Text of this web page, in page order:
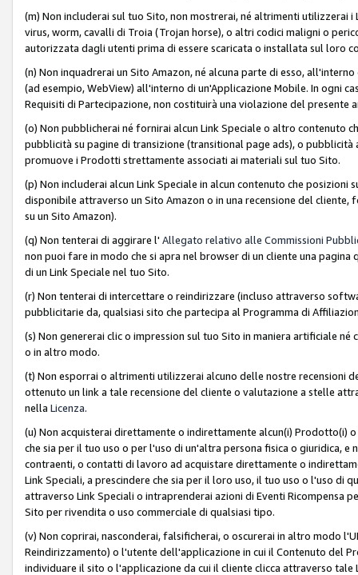
(m) Non includerai sul tuo Sito, non mostrerai, né altrimenti utilizzerai
virus, worm, cavalli di Troia (Trojan horse), o altri codici maligni o
autorizzata dagli utenti prima di essere scaricata o installata sul loro
(n) Non inquadrerai un Sito Amazon, né alcuna parte di esso,
(ad esempio, WebView) all'interno di un'Applicazione Mobile. In ogni
Requisiti di Partecipazione, non costituirà una violazione del presente
(o) Non pubblicherai né fornirai alcun Link Speciale o altro contenuto
pubblicità su pagine di transizione (transitional page ads), o
promuove i Prodotti strettamente associati ai materiali sul tuo Sito.
(p) Non includerai alcun Link Speciale in alcun contenuto che
disponibile attraverso un Sito Amazon o in una recensione del
su un Sito Amazon).
(q) Non tenterai di aggirare l' Allegato relativo alle Commissioni
non puoi fare in modo che si apra nel browser di un cliente una
di un Link Speciale nel tuo Sito.
(r) Non tenterai di intercettare o reindirizzare (incluso attraverso
pubblicitarie da, qualsiasi sito che partecipa al Programma di
(s) Non genererai clic o impression sul tuo Sito in maniera artificiale
o in altro modo.
(t) Non esporrai o altrimenti utilizzerai alcuno delle nostre recensioni
ottenuto un link a tale recensione del cliente o valutazione a stelle
nella Licenza.
(u) Non acquisterai direttamente o indirettamente alcun(i) Prodotto(i)
che sia per il tuo uso o per l'uso di un'altra persona fisica o giuridica,
contraenti, o contatti di lavoro ad acquistare direttamente o
Link Speciali, a prescindere che sia per il loro uso, il tuo uso o l'uso di
attraverso Link Speciali o intraprenderai azioni di Eventi
Sito per rivendita o uso commerciale di qualsiasi tipo.
(v) Non coprirai, nasconderai, falsificherai, o oscurerai in altro modo
Reindirizzamento) o l'utente dell'applicazione in cui il Contenuto del
individuare il sito o l'applicazione da cui il cliente clicca attraverso tale